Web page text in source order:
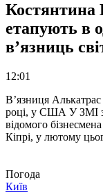
Костянтина
етапують в
в’язниць
12:01
В’язниця
році, у США У ЗМІ
відомого
Кіпрі, у лютому
Погода
Київ